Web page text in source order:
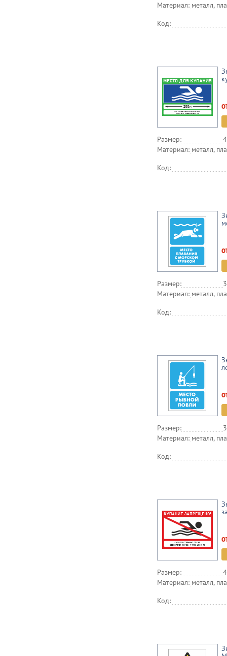
Материал: металл,
Код:
Размер:
Материал: металл,
Код:
Размер:
Материал: металл,
Код:
Размер:
Материал: металл,
Код:
Размер:
Материал: металл,
Код: